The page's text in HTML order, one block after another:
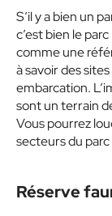
S’il y a bien un
c’est bien le
comme une
à savoir des
embarcation.
sont un terrain
Vous pourrez
secteurs du
Réserve